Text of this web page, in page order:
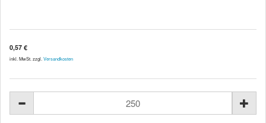
0,57 €
inkl. MwSt. zzgl. Versandkosten